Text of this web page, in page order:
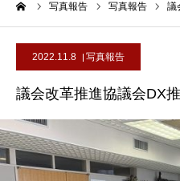
写真報告 写真報告 議
2022.11.8 写真報告
議会改革推進協議会DX